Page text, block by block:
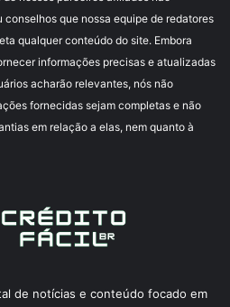
que nossa equipe de redatores
qualquer conteúdo do site. Embora
informações precisas e atualizadas
acharão relevantes, nós não
fornecidas sejam completas e não
em relação a elas, nem quanto à
de notícias e conteúdo focado em